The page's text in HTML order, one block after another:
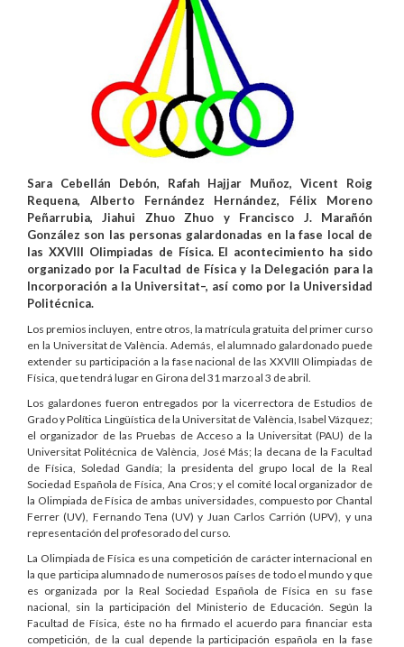
Sara Cebellán Debón, Rafah Hajjar Muñoz, Vicent Roig
Requena, Alberto Fernández Hernández, Félix Moreno
Peñarrubia, Jiahui Zhuo Zhuo y Francisco J. Marañón
González son las personas galardonadas en la fase local de
las XXVIII Olimpiadas de Física. El acontecimiento ha sido
organizado por la Facultad de Física y la Delegación para la
Incorporación a la Universitat–, así como por la Universidad
Politécnica.
Los premios incluyen, entre otros, la matrícula gratuita del primer curso
en la Universitat de València. Además, el alumnado galardonado puede
extender su participación a la fase nacional de las XXVIII Olimpiadas de
Física, que tendrá lugar en Girona del 31 marzo al 3 de abril.
Los galardones fueron entregados por la vicerrectora de Estudios de
Grado y Política Lingüística de la Universitat de València, Isabel Vázquez;
el organizador de las Pruebas de Acceso a la Universitat (PAU) de la
Universitat Politécnica de València, José Más; la decana de la Facultad
de Física, Soledad Gandía; la presidenta del grupo local de la Real
Sociedad Española de Física, Ana Cros; y el comité local organizador de
la Olimpiada de Física de ambas universidades, compuesto por Chantal
Ferrer (UV), Fernando Tena (UV) y Juan Carlos Carrión (UPV), y una
representación del profesorado del curso.
La Olimpiada de Física es una competición de carácter internacional en
la que participa alumnado de numerosos países de todo el mundo y que
es organizada por la Real Sociedad Española de Física en su fase
nacional, sin la participación del Ministerio de Educación. Según la
Facultad de Física, éste no ha firmado el acuerdo para financiar esta
competición, de la cual depende la participación española en la fase